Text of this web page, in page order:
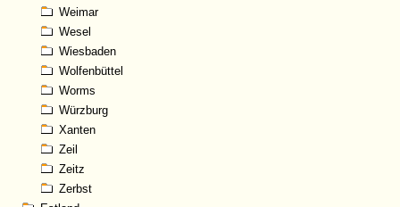
Weimar
Wesel
Wiesbaden
Wolfenbüttel
Worms
Würzburg
Xanten
Zeil
Zeitz
Zerbst